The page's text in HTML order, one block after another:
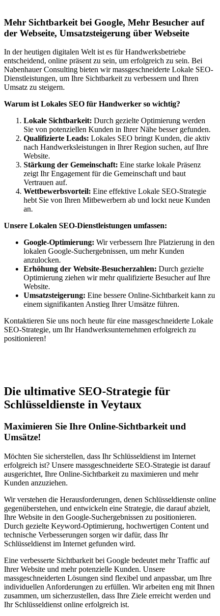
Mehr Sichtbarkeit bei Google, Mehr Besucher auf
der Webseite, Umsatzsteigerung über Webseite
In der heutigen digitalen Welt ist es für Handwerksbetriebe
entscheidend, online präsent zu sein, um erfolgreich zu sein. Bei
Nabenhauer Consulting bieten wir massgeschneiderte Lokale SEO-
Dienstleistungen, um Ihre Sichtbarkeit zu verbessern und Ihren
Umsatz zu steigern.
Warum ist Lokales SEO für Handwerker so wichtig?
Lokale Sichtbarkeit: Durch gezielte Optimierung werden
Sie von potenziellen Kunden in Ihrer Nähe besser gefunden.
Qualifizierte Leads: Lokales SEO bringt Kunden, die aktiv
nach Handwerksleistungen in Ihrer Region suchen, auf Ihre
Website.
Stärkung der Gemeinschaft: Eine starke lokale Präsenz
zeigt Ihr Engagement für die Gemeinschaft und baut
Vertrauen auf.
Wettbewerbsvorteil: Eine effektive Lokale SEO-Strategie
hebt Sie von Ihren Mitbewerbern ab und lockt neue Kunden
an.
Unsere Lokalen SEO-Dienstleistungen umfassen:
Google-Optimierung: Wir verbessern Ihre Platzierung in den
lokalen Google-Suchergebnissen, um mehr Kunden
anzulocken.
Erhöhung der Website-Besucherzahlen: Durch gezielte
Optimierung ziehen wir mehr qualifizierte Besucher auf Ihre
Website.
Umsatzsteigerung: Eine bessere Online-Sichtbarkeit kann zu
einem signifikanten Anstieg Ihrer Umsätze führen.
Kontaktieren Sie uns noch heute für eine massgeschneiderte Lokale
SEO-Strategie, um Ihr Handwerksunternehmen erfolgreich zu
positionieren!
Die ultimative SEO-Strategie für
Schlüsseldienste in Veytaux
Maximieren Sie Ihre Online-Sichtbarkeit und
Umsätze!
Möchten Sie sicherstellen, dass Ihr Schlüsseldienst im Internet
erfolgreich ist? Unsere massgeschneiderte SEO-Strategie ist darauf
ausgerichtet, Ihre Online-Sichtbarkeit zu maximieren und mehr
Kunden anzuziehen.
Wir verstehen die Herausforderungen, denen Schlüsseldienste online
gegenüberstehen, und entwickeln eine Strategie, die darauf abzielt,
Ihre Website in den Google-Suchergebnissen zu positionieren.
Durch gezielte Keyword-Optimierung, hochwertigen Content und
technische Verbesserungen sorgen wir dafür, dass Ihr
Schlüsseldienst im Internet gefunden wird.
Eine verbesserte Sichtbarkeit bei Google bedeutet mehr Traffic auf
Ihrer Website und mehr potenzielle Kunden. Unsere
massgeschneiderten Lösungen sind flexibel und anpassbar, um Ihre
individuellen Anforderungen zu erfüllen. Wir arbeiten eng mit Ihnen
zusammen, um sicherzustellen, dass Ihre Ziele erreicht werden und
Ihr Schlüsseldienst online erfolgreich ist.